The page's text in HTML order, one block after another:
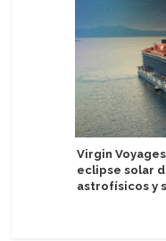
Virgin
eclipse solar
astrofísicos y